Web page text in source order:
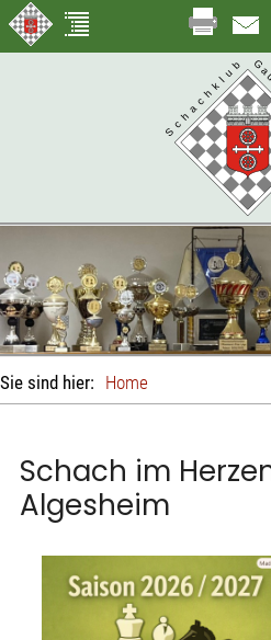
Sie sind hier: Home
Schach im
Algesheim